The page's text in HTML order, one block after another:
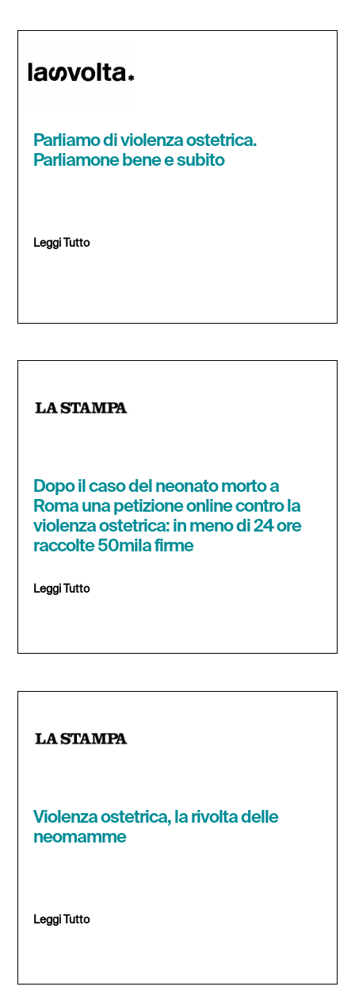
Parliamo di violenza ostetrica.
Parliamone bene e subito
Leggi Tutto
Dopo il caso del neonato morto a
Roma una petizione online contro la
violenza ostetrica: in meno di 24 ore
raccolte 50mila firme
Leggi Tutto
Violenza ostetrica, la rivolta delle
neomamme
Leggi Tutto